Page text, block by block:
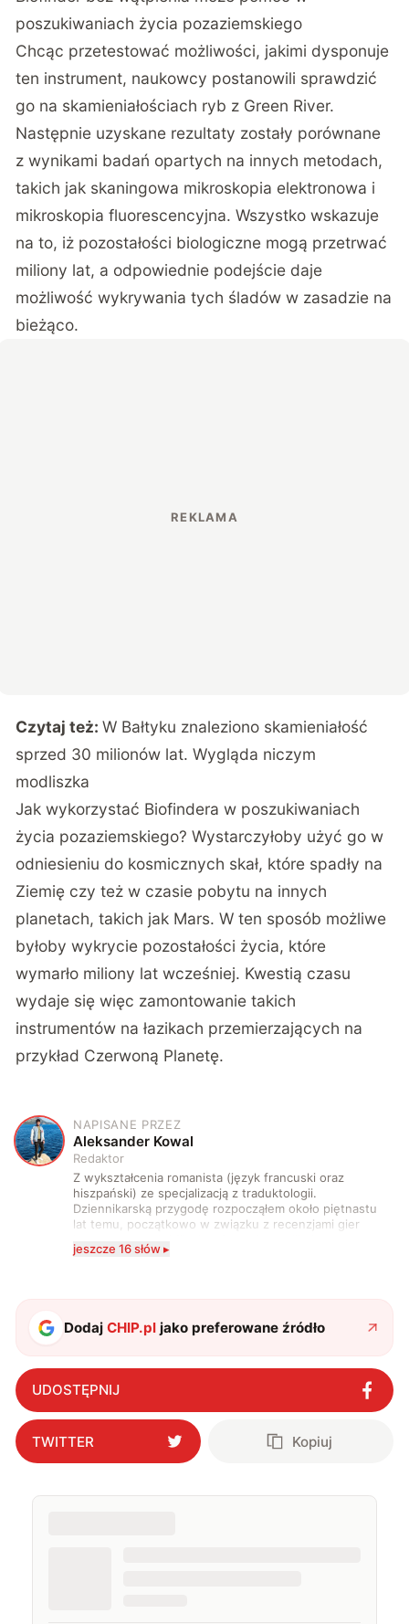
poszukiwaniach życia pozaziemskiego
Chcąc przetestować możliwości, jakimi dysponuje
ten instrument, naukowcy postanowili sprawdzić
go na skamieniałościach ryb z Green River.
Następnie uzyskane rezultaty zostały porównane
z wynikami badań opartych na innych metodach,
takich jak skaningowa mikroskopia elektronowa i
mikroskopia fluorescencyjna. Wszystko wskazuje
na to, iż pozostałości biologiczne mogą przetrwać
miliony lat, a odpowiednie podejście daje
możliwość wykrywania tych śladów w zasadzie na
bieżąco.
Czytaj też:W Bałtyku znaleziono skamieniałość
sprzed 30 milionów lat. Wygląda niczym
modliszka
Jak wykorzystać Biofindera w poszukiwaniach
życia pozaziemskiego? Wystarczyłoby użyć go w
odniesieniu do kosmicznych skał, które spadły na
Ziemię czy też w czasie pobytu na innych
planetach, takich jak Mars. W ten sposób możliwe
byłoby wykrycie pozostałości życia, które
wymarło miliony lat wcześniej. Kwestią czasu
wydaje się więc zamontowanie takich
instrumentów na łazikach przemierzających na
przykład Czerwoną Planetę.
A
NAPISANE PRZEZ
Aleksander Kowal
Redaktor
Z wykształcenia romanista (język francuski oraz
hiszpański) ze specjalizacją z traduktologii.
Dziennikarską przygodę rozpocząłem około piętnastu
lat temu, początkowo w związku z recenzjami gier
zdecydowanie częściej na tematy związane z nauką
także uprawiać oraz oglądać sport.
jeszcze 16 słów ▸
DodajCHIP.pl jako preferowane źródło
UDOSTĘPNIJ
TWITTER Kopiuj